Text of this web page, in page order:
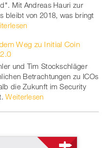
Mit Andreas Hauri zur
bleibt von 2018, was bringt
Weg zu Initial Coin
und Tim Stockschläger
Betrachtungen zu ICOs
die Zukunft im Security
Weiterlesen